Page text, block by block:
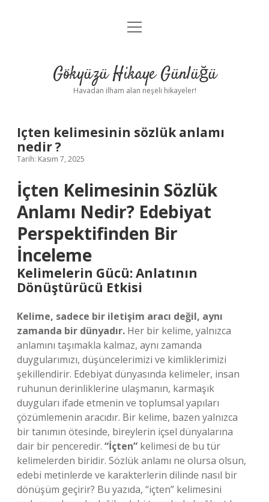
Anasayfa
Yasal Uyarı
menüyü
Gökyüzü Hikaye Günlüğü
Havadan ilham alan neşeli hikayeler!
Içten kelimesinin sözlük anlamı
nedir ?
Tarih: Kasım 7, 2025
İçten Kelimesinin Sözlük
Anlamı Nedir? Edebiyat
Perspektifinden Bir
İnceleme
Kelimelerin Gücü: Anlatının
Dönüştürücü Etkisi
Kelime, sadece bir iletişim aracı değil, aynı
zamanda bir dünyadır. Her bir kelime, yalnızca
anlamını taşımakla kalmaz, aynı zamanda
duygularımızı, düşüncelerimizi ve kimliklerimizi
şekillendirir. Edebiyat dünyasında kelimeler, insan
ruhunun derinliklerine ulaşmanın, karmaşık
duyguları ifade etmenin ve toplumsal yapıları
çözümlemenin aracıdır. Bir kelime, bazen yalnızca
bir tanımın ötesinde, bireylerin içsel dünyalarına
dair bir penceredir. “İçten” kelimesi de bu tür
kelimelerden biridir. Sözlük anlamı ne olursa olsun,
edebi metinlerde ve karakterlerin dilinde nasıl bir
dönüşüm geçirir? Bu yazıda, “içten” kelimesini